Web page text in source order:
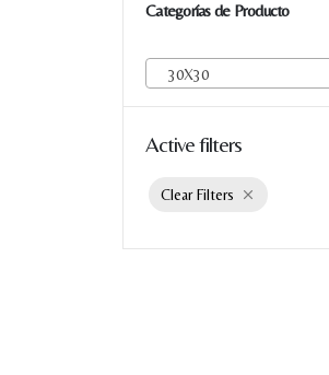
Categorías de Producto
30X30
Active filters
Clear Filters